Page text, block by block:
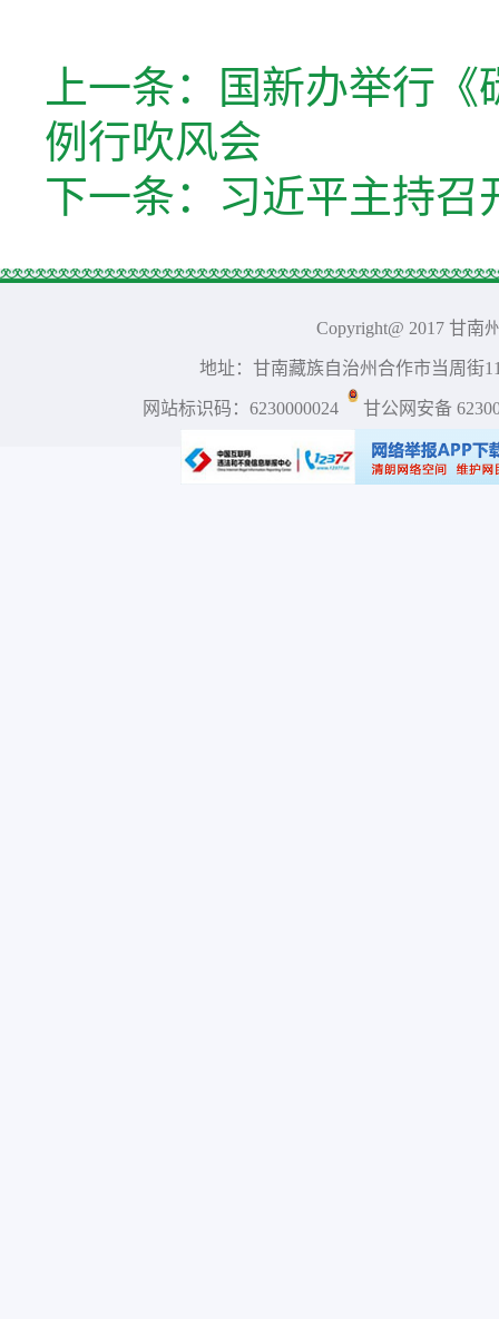
上一条：
国新办举行《
例行吹风会
下一条： 习近平主持召
Copyright@ 2017 甘南
地址：甘南藏族自治州合作市当周街
网站标识码：6230000024 甘公网安备